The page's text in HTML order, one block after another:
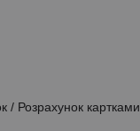
/ Розрахунок картками